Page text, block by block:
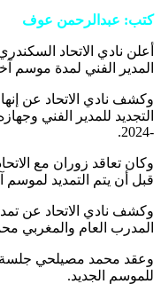
كتب: عبدالرحمن عوف
أعلن نادي الاتحاد
المدير الفني لمدة موسم
وكشف نادي الاتحاد عن
-2024.
وكان تعاقد زوران مع
قبل أن يتم التمديد لموسم
وكشف نادي الاتحاد عن
المدرب العام
وعقد محمد مصيلحي جلسة
للموسم الجديد.